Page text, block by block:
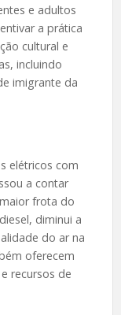
e adultos
a prática
cultural e
incluindo
imigrante da
elétricos com
a contar
frota do
diminui a
do ar na
oferecem
recursos de